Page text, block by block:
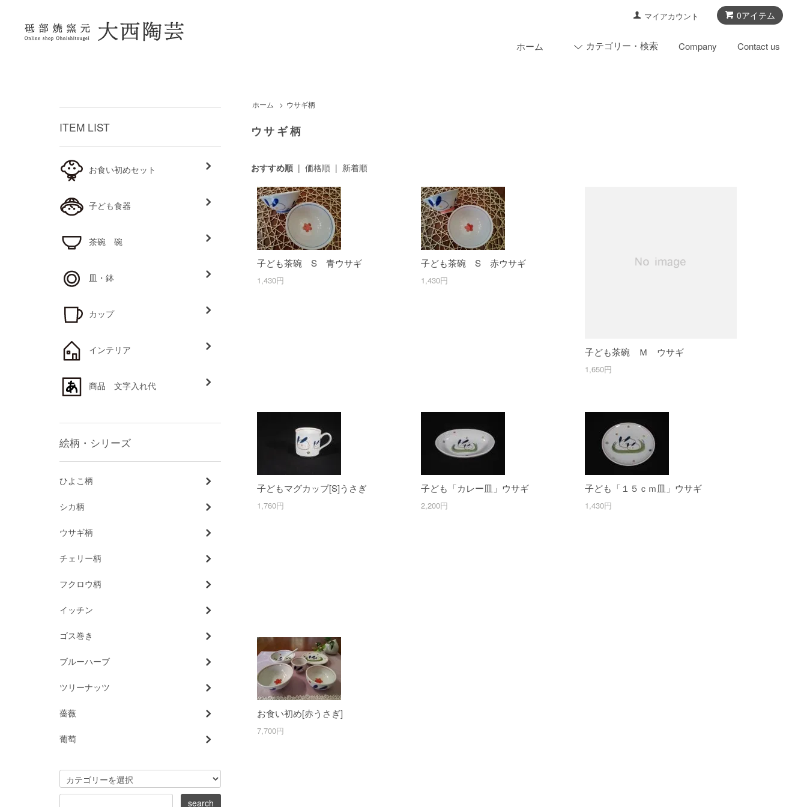
0アイテム
マイアカウント
ホーム カテゴリー・検索 Company Contact us
ホーム > ウサギ柄
ウサギ柄
おすすめ順| 価格順| 新着順
子ども茶碗 S 青ウサギ
1,430円
子ども茶碗 S 赤ウサギ
1,430円
子ども茶碗 Ｍ ウサギ
1,650円
子どもマグカップ[S]うさぎ
1,760円
子ども「カレー皿」ウサギ
2,200円
子ども「１５ｃｍ皿」ウサギ
1,430円
お食い初め[赤うさぎ]
7,700円
ITEM LIST
お食い初めセット
子ども食器
茶碗 碗
皿・鉢
カップ
インテリア
商品 文字入れ代
絵柄・シリーズ
ひよこ柄
シカ柄
ウサギ柄
チェリー柄
フクロウ柄
イッチン
ゴス巻き
ブルーハーブ
ツリーナッツ
薔薇
葡萄